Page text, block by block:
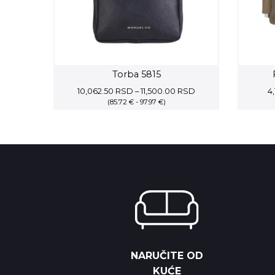
Torba 5815
10,062.50 RSD – 11,500.00 RSD
(85.72 € - 97.97 €)
NARUČITE OD
KUĆE